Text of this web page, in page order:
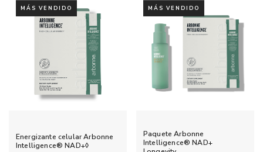
MÁS VENDIDO
Energizante celular Arbonne
Intelligence® NAD+◊
MÁS VENDIDO
Paquete Arbonne
Intelligence® NAD+